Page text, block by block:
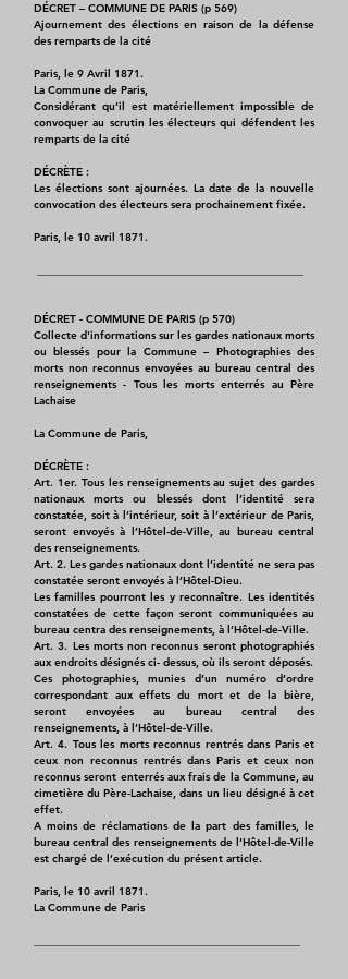
DÉCRET – COMMUNE DE PARIS (p 569)
Ajournement des élections en raison de la défense
des remparts de la cité
Paris, le 9 Avril 1871.
La Commune de Paris,
Considérant qu’il est matériellement impossible de
convoquer au scrutin les électeurs qui défendent les
remparts de la cité
DÉCRÈTE :
Les élections sont ajournées. La date de la nouvelle
convocation des électeurs sera prochainement fixée.
Paris, le 10 avril 1871.
DÉCRET - COMMUNE DE PARIS (p 570)
Collecte d'informations sur les gardes nationaux morts
ou blessés pour la Commune – Photographies des
morts non reconnus envoyées au bureau central des
renseignements - Tous les morts enterrés au Père
Lachaise
La Commune de Paris,
DÉCRÈTE :
Art. 1er. Tous les renseignements au sujet des gardes
nationaux morts ou blessés dont l’identité sera
constatée, soit à l’intérieur, soit à l’extérieur de Paris,
seront envoyés à l’Hôtel-de-Ville, au bureau central
des renseignements.
Art. 2. Les gardes nationaux dont l’identité ne sera pas
constatée seront envoyés à l’Hôtel-Dieu.
Les familles pourront les y reconnaître. Les identités
constatées de cette façon seront communiquées au
bureau centra des renseignements, à l’Hôtel-de-Ville.
Art. 3. Les morts non reconnus seront photographiés
aux endroits désignés ci- dessus, où ils seront déposés.
Ces photographies, munies d’un numéro d’ordre
correspondant aux effets du mort et de la bière,
seront envoyées au bureau central des
renseignements, à l’Hôtel-de-Ville.
Art. 4. Tous les morts reconnus rentrés dans Paris et
ceux non reconnus rentrés dans Paris et ceux non
reconnus seront enterrés aux frais de la Commune, au
cimetière du Père-Lachaise, dans un lieu désigné à cet
effet.
A moins de réclamations de la part des familles, le
bureau central des renseignements de l’Hôtel-de-Ville
est chargé de l’exécution du présent article.
Paris, le 10 avril 1871.
La Commune de Paris